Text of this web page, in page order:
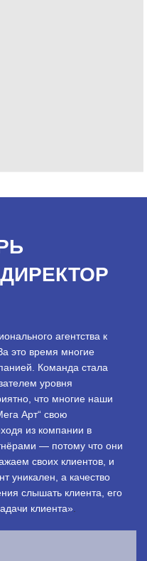
агентства к
это время многие
Команда стала
уровня
что многие наши
Арт“ свою
из компании в
— потому что они
своих клиентов, и
уникален, а качество
слышать клиента, его
клиента»